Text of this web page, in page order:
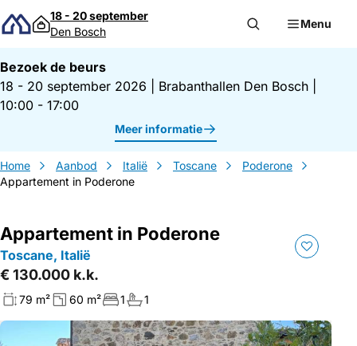
Direct naar inhoud
18 - 20 september
Den Bosch
Menu
Bezoek de beurs
18 - 20 september 2026
Brabanthallen Den Bosch
10:00 - 17:00
Meer informatie
Home Aanbod Italië Toscane
Poderone
Appartement in Poderone
Appartement in Poderone
Toscane, Italië
€ 130.000 k.k.
79 m² 60 m² 1 1